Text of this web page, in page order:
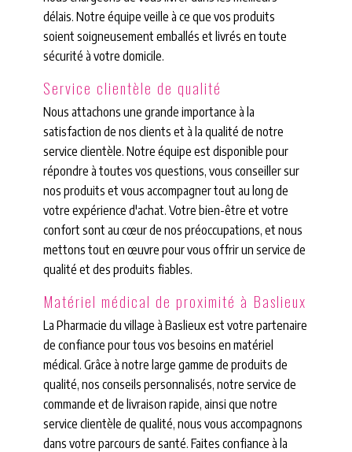
délais. Notre équipe veille à ce que vos produits
soient soigneusement emballés et livrés en toute
sécurité à votre domicile.
Service clientèle de qualité
Nous attachons une grande importance à la
satisfaction de nos clients et à la qualité de notre
service clientèle. Notre équipe est disponible pour
répondre à toutes vos questions, vous conseiller sur
nos produits et vous accompagner tout au long de
votre expérience d'achat. Votre bien-être et votre
confort sont au cœur de nos préoccupations, et nous
mettons tout en œuvre pour vous offrir un service de
qualité et des produits fiables.
Matériel médical de proximité à Baslieux
La Pharmacie du village à Baslieux est votre partenaire
de confiance pour tous vos besoins en matériel
médical. Grâce à notre large gamme de produits de
qualité, nos conseils personnalisés, notre service de
commande et de livraison rapide, ainsi que notre
service clientèle de qualité, nous vous accompagnons
dans votre parcours de santé. Faites confiance à la